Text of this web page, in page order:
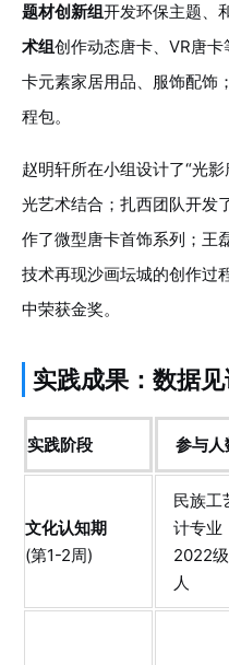
题材创新组开发环保主题、
术组创作动态唐卡、VR唐卡
卡元素家居用品、服饰配饰；
程包。
赵明轩所在小组设计了“光
光艺术结合；扎西团队开发
作了微型唐卡首饰系列；王
技术再现沙画坛城的创作过
中荣获金奖。
实践成果：数据
实践阶段 参与人
文化认知期
(第1-2周)
民族工
计专业
2022
人